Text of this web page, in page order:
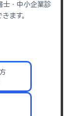
士・中小企業診
ます。